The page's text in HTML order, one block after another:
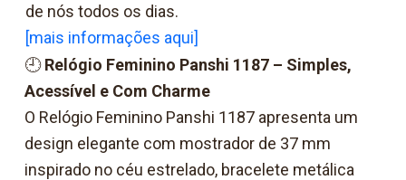
de nós todos os dias.
[mais informações aqui]
🕘Relógio Feminino Panshi 1187 – Simples,
Acessível e Com Charme
O Relógio Feminino Panshi 1187 apresenta um
design elegante com mostrador de 37 mm
inspirado no céu estrelado, bracelete metálica